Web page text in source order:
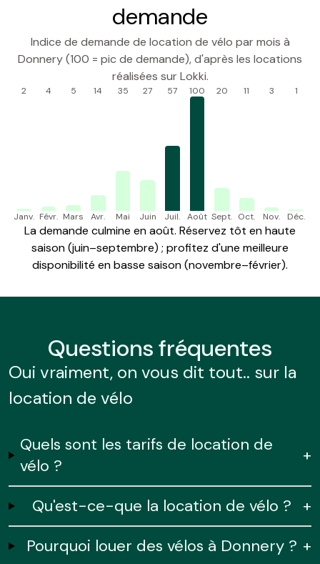
demande
Indice de demande de location de vélo par mois à
Donnery (100 = pic de demande), d'après les locations
réalisées sur Lokki.
2
Janv.
4
Févr.
5
Mars
14
Avr.
35
Mai
27
Juin
57
Juil.
100
Août
20
Sept.
11
Oct.
3
Nov.
1
Déc.
La demande culmine en août. Réservez tôt en haute
saison (juin–septembre) ; profitez d'une meilleure
disponibilité en basse saison (novembre–février).
Questionsfréquentes
Oui vraiment, on vous dit tout.. sur la
location de vélo
Quels sont les tarifs de location de
vélo ?
+
Qu'est-ce-que la location de vélo ?
+
Pourquoi louer des vélos à Donnery ? +